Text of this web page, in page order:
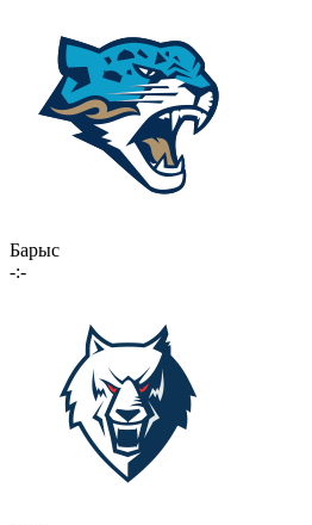
Барыс
-:-